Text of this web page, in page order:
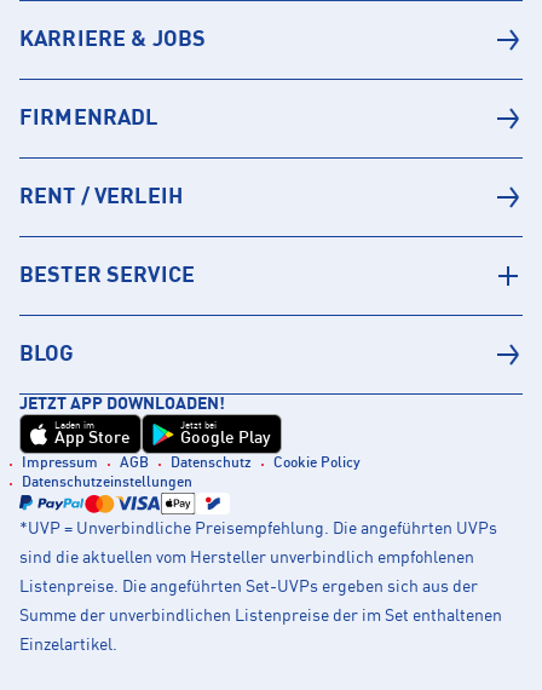
KARRIERE & JOBS
FIRMENRADL
RENT / VERLEIH
BESTER SERVICE
BLOG
JETZT APP DOWNLOADEN!
Laden im
App Store
Jetzt bei
Google Play
Impressum AGB Datenschutz
Cookie Policy
Datenschutzeinstellungen
*UVP = Unverbindliche Preisempfehlung. Die angeführten UVPs
sind die aktuellen vom Hersteller unverbindlich empfohlenen
Listenpreise. Die angeführten Set-UVPs ergeben sich aus der
Summe der unverbindlichen Listenpreise der im Set enthaltenen
Einzelartikel.